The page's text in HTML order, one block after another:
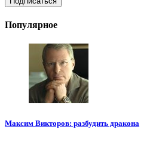
Популярное
Максим Викторов: разбудить дракона